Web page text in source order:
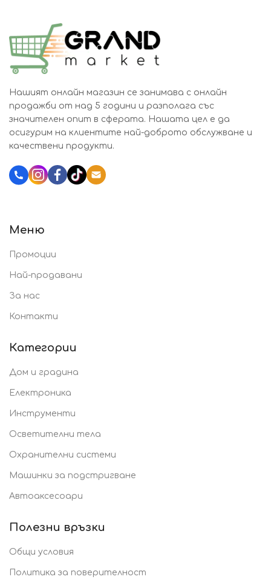
Нашият онлайн магазин се занимава с онлайн
продажби от над 5 години и разполага със
значителен опит в сферата. Нашата цел е да
осигурим на клиентите най-доброто обслужване и
качествени продукти.
Меню
Промоции
Най-продавани
За нас
Контакти
Категории
Дом и градина
Електроника
Инструменти
Осветителни тела
Охранителни системи
Машинки за подстригване
Автоаксесоари
Полезни връзки
Общи условия
Политика за поверителност